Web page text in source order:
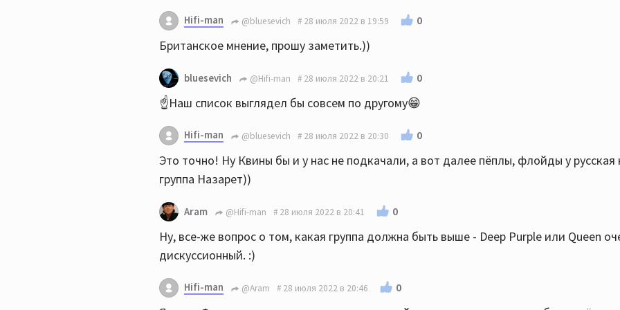
Hifi-man @bluesevich 28 июля 2022 в 19:59 0
Британское мнение, прошу заметить.))
bluesevich @Hifi-man 28 июля 2022 в 20:21 0
☝️Наш список выглядел бы совсем по другому😁
Hifi-man @bluesevich 28 июля 2022 в 20:30 0
Это точно! Ну Квины бы и у нас не подкачали, а вот далее пёплы, флойды у русская
группа Назарет))
Aram @Hifi-man 28 июля 2022 в 20:41 0
Ну, все-же вопрос о том, какая группа должна быть выше - Deep Purple или Queen
дискуссионный. :)
Hifi-man @Aram 28 июля 2022 в 20:46 0